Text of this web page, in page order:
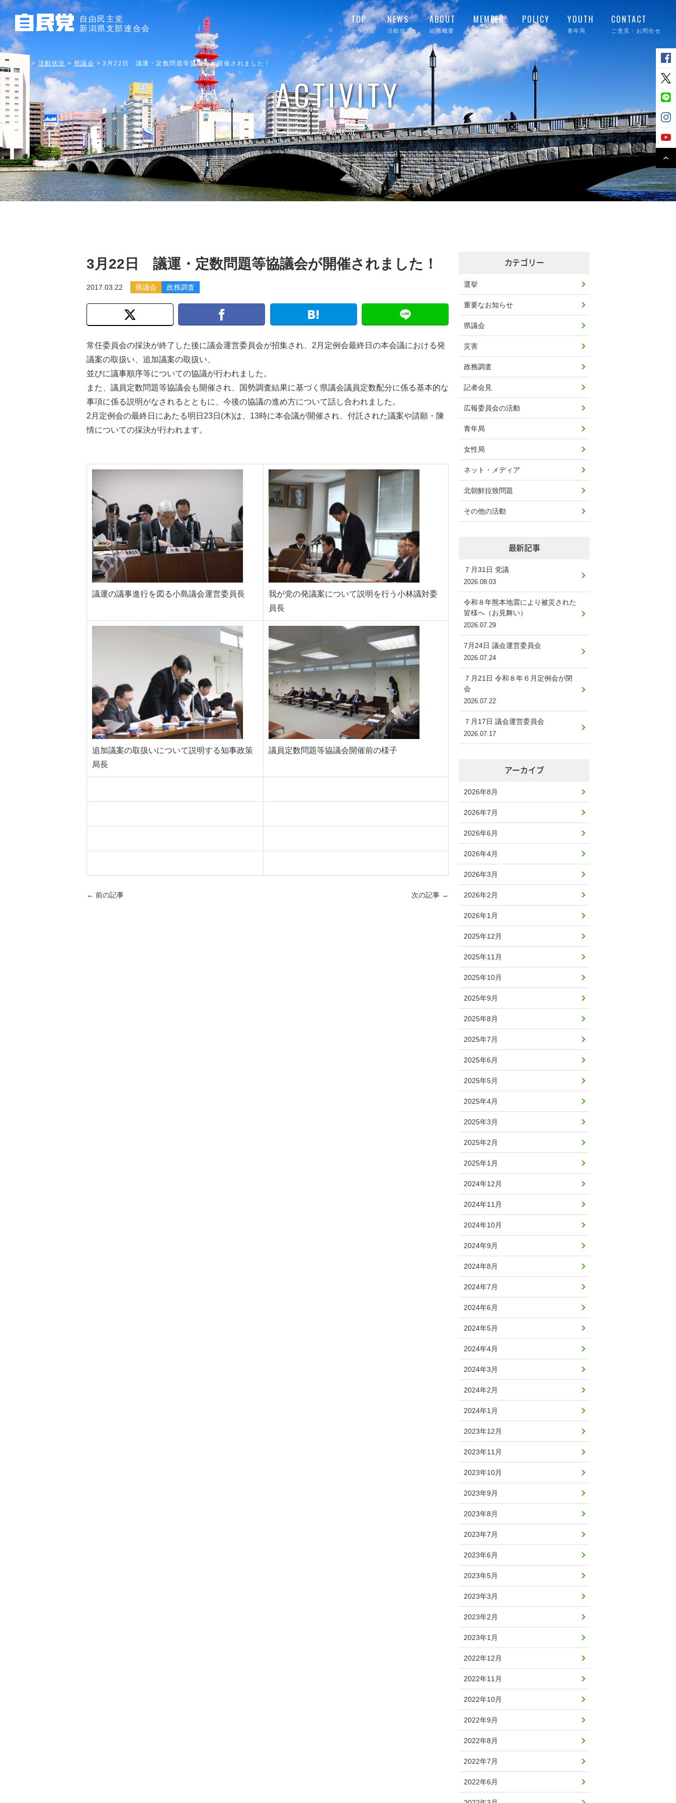
自由民主党
新潟県支部連合会
TOP
トップ
NEWS
活動状況
ABOUT
組織概要
MEMBER
議員紹介
POLICY
政策
YOUTH
青年局
CONTACT
ご意見・お問合せ
> 活動状況 > 県議会 >3月22日 議運・定数問題等協議会が開催されました！
ACTIVITY
活動状況
3月22日 議運・定数問題等協議会が開催されました！
2017.03.22 県議会 政務調査
常任委員会の採決が終了した後に議会運営委員会が招集され、2月定例会最終日の本会議における発
議案の取扱い、追加議案の取扱い、
並びに議事順序等についての協議が行われました。
また、議員定数問題等協議会も開催され、国勢調査結果に基づく県議会議員定数配分に係る基本的な
事項に係る説明がなされるとともに、今後の協議の進め方について話し合われました。
2月定例会の最終日にあたる明日23日(木)は、13時に本会議が開催され、付託された議案や請願・陳
情についての採決が行われます。
議運の議事進行を図る小島議会運営委員長
我が党の発議案について説明を行う小林議対委
員長
追加議案の取扱いについて説明する知事政策
局長
議員定数問題等協議会開催前の様子
← 前の記事 次の記事 →
カテゴリー
選挙
重要なお知らせ
県議会
災害
政務調査
記者会見
広報委員会の活動
青年局
女性局
ネット・メディア
北朝鮮拉致問題
その他の活動
最新記事
７月31日 党議
2026.08.03
令和８年熊本地震により被災された
皆様へ（お見舞い）
2026.07.29
7月24日 議会運営委員会
2026.07.24
７月21日 令和８年６月定例会が閉
会
2026.07.22
７月17日 議会運営委員会
2026.07.17
アーカイブ
2026年8月
2026年7月
2026年6月
2026年4月
2026年3月
2026年2月
2026年1月
2025年12月
2025年11月
2025年10月
2025年9月
2025年8月
2025年7月
2025年6月
2025年5月
2025年4月
2025年3月
2025年2月
2025年1月
2024年12月
2024年11月
2024年10月
2024年9月
2024年8月
2024年7月
2024年6月
2024年5月
2024年4月
2024年3月
2024年2月
2024年1月
2023年12月
2023年11月
2023年10月
2023年9月
2023年8月
2023年7月
2023年6月
2023年5月
2023年3月
2023年2月
2023年1月
2022年12月
2022年11月
2022年10月
2022年9月
2022年8月
2022年7月
2022年6月